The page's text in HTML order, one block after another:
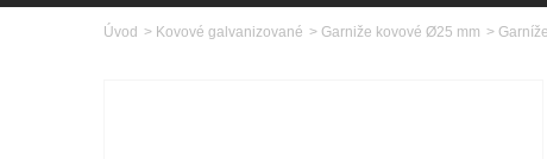
Úvod > Kovové galvanizované > Garniže kovové Ø25 mm >